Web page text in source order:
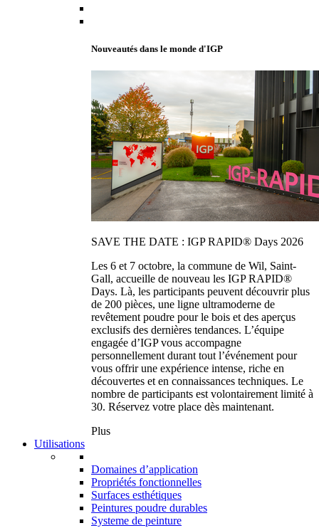
Nouveautés dans le monde d'IGP
SAVE THE DATE : IGP RAPID® Days 2026
Les 6 et 7 octobre, la commune de Wil, Saint-
Gall, accueille de nouveau les IGP RAPID®
Days. Là, les participants peuvent découvrir plus
de 200 pièces, une ligne ultramoderne de
revêtement poudre pour le bois et des aperçus
exclusifs des dernières tendances. L’équipe
engagée d’IGP vous accompagne
personnellement durant tout l’événement pour
vous offrir une expérience intense, riche en
découvertes et en connaissances techniques. Le
nombre de participants est volontairement limité à
30. Réservez votre place dès maintenant.
Plus
Utilisations
Domaines d’application
Propriétés fonctionnelles
Surfaces esthétiques
Peintures poudre durables
Systeme de peinture